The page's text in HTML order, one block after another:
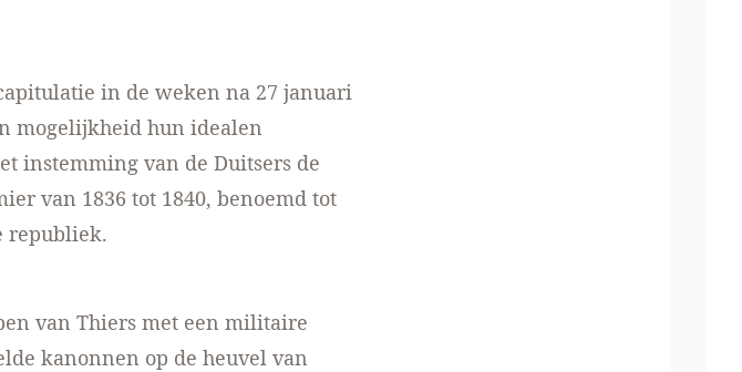
in de weken na 27 januari
mogelijkheid hun idealen
instemming van de Duitsers de
van 1836 tot 1840, benoemd tot
republiek.
van Thiers met een militaire
kanonnen op de heuvel van